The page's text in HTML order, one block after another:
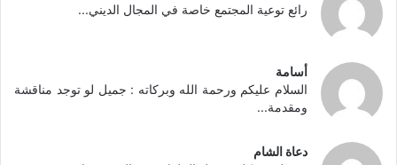
رائع توعية المجتمع خاصة في المجال الديني...
أسامة
السلام عليكم ورحمة الله وبركاته : جميل لو توجد مناقشة
ومقدمة...
دعاة الشام